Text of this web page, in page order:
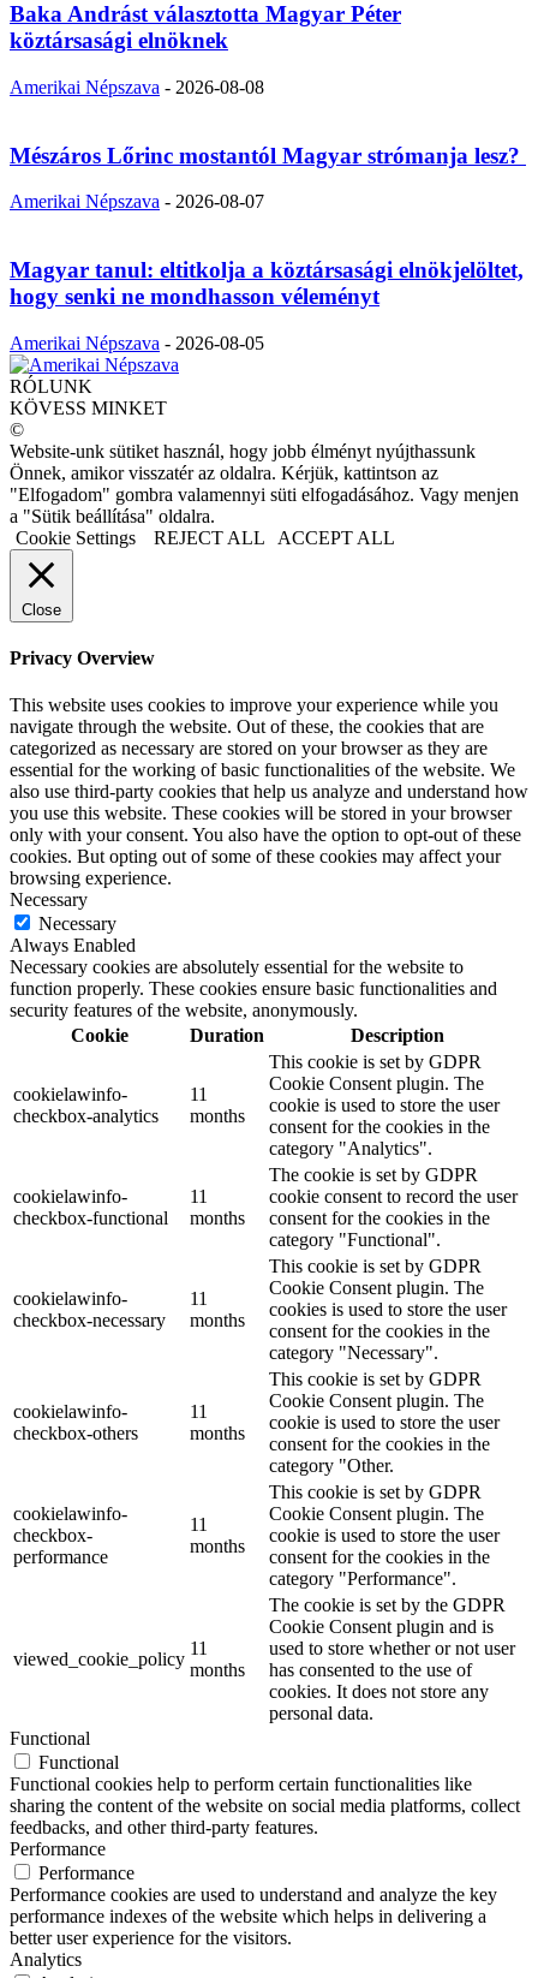
Baka Andrást választotta Magyar Péter
köztársasági elnöknek
Amerikai Népszava - 2026-08-08
Mészáros Lőrinc mostantól Magyar strómanja lesz?
Amerikai Népszava - 2026-08-07
Magyar tanul: eltitkolja a köztársasági elnökjelöltet,
hogy senki ne mondhasson véleményt
Amerikai Népszava - 2026-08-05
RÓLUNK
KÖVESS MINKET
©
Website-unk sütiket használ, hogy jobb élményt nyújthassunk
Önnek, amikor visszatér az oldalra. Kérjük, kattintson az
"Elfogadom" gombra valamennyi süti elfogadásához. Vagy menjen
a "Sütik beállítása" oldalra.
Cookie Settings
REJECT ALL ACCEPT ALL
Close
Privacy Overview
This website uses cookies to improve your experience while you
navigate through the website. Out of these, the cookies that are
categorized as necessary are stored on your browser as they are
essential for the working of basic functionalities of the website. We
also use third-party cookies that help us analyze and understand how
you use this website. These cookies will be stored in your browser
only with your consent. You also have the option to opt-out of these
cookies. But opting out of some of these cookies may affect your
browsing experience.
Necessary
Necessary
Always Enabled
Necessary cookies are absolutely essential for the website to
function properly. These cookies ensure basic functionalities and
security features of the website, anonymously.
Cookie
Duration Description
cookielawinfo-
checkbox-analytics
11
months
This cookie is set by GDPR
Cookie Consent plugin. The
cookie is used to store the user
consent for the cookies in the
category "Analytics".
cookielawinfo-
checkbox-functional
11
months
The cookie is set by GDPR
cookie consent to record the user
consent for the cookies in the
category "Functional".
cookielawinfo-
checkbox-necessary
11
months
This cookie is set by GDPR
Cookie Consent plugin. The
cookies is used to store the user
consent for the cookies in the
category "Necessary".
cookielawinfo-
checkbox-others
11
months
This cookie is set by GDPR
Cookie Consent plugin. The
cookie is used to store the user
consent for the cookies in the
category "Other.
cookielawinfo-
checkbox-
performance
11
months
This cookie is set by GDPR
Cookie Consent plugin. The
cookie is used to store the user
consent for the cookies in the
category "Performance".
viewed_cookie_policy
11
months
The cookie is set by the GDPR
Cookie Consent plugin and is
used to store whether or not user
has consented to the use of
cookies. It does not store any
personal data.
Functional
Functional
Functional cookies help to perform certain functionalities like
sharing the content of the website on social media platforms, collect
feedbacks, and other third-party features.
Performance
Performance
Performance cookies are used to understand and analyze the key
performance indexes of the website which helps in delivering a
better user experience for the visitors.
Analytics